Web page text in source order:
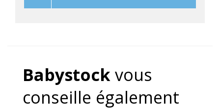
Babystockvous
conseille également